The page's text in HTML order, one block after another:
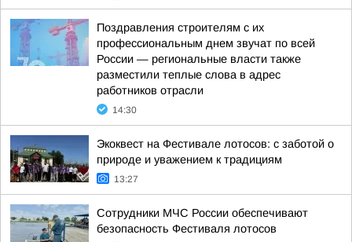
Поздравления строителям с их
профессиональным днем звучат по всей
России — региональные власти также
разместили теплые слова в адрес
работников отрасли
14:30
Экоквест на Фестивале лотосов: с заботой о
природе и уважением к традициям
13:27
Сотрудники МЧС России обеспечивают
безопасность Фестиваля лотосов